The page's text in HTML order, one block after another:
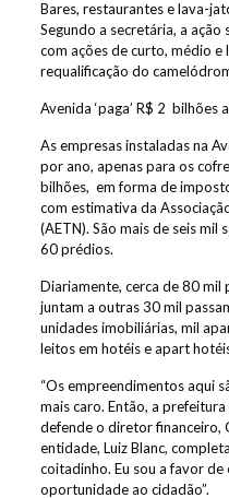
Bares, restaurantes e lava-
Segundo a secretária, a ação
com ações de curto, médio e
requalificação do
Avenida ‘paga’ R$ 2 bilhões
As empresas instaladas na
por ano, apenas para os
bilhões, em forma de
com estimativa da
(AETN). São mais de seis mil
60 prédios.
Diariamente, cerca de 80 mil
juntam a outras 30 mil
unidades imobiliárias, mil
leitos em hotéis e apart
“Os empreendimentos aqui
mais caro. Então, a
defende o diretor financeiro,
entidade, Luiz Blanc,
coitadinho. Eu sou a favor
oportunidade ao cidadão”.